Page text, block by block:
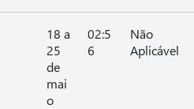
18 a
25
de
mai
o
02:5
6
Não
Aplicável